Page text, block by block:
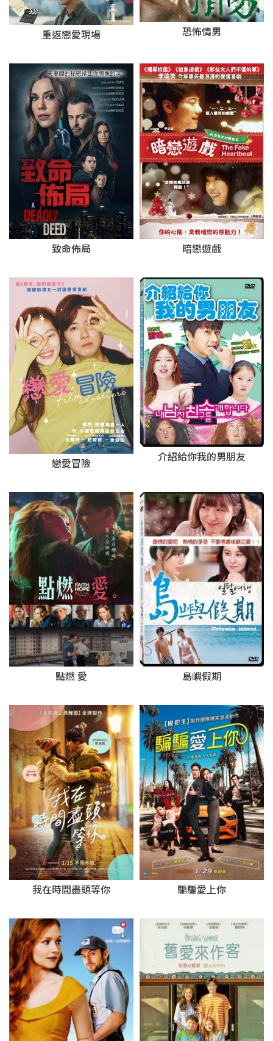
重返戀愛現場 恐怖情男
致命佈局 暗戀遊戲
戀愛冒險 介紹給你我的男朋友
點燃 愛 島嶼假期
我在時間盡頭等你 騙騙愛上你